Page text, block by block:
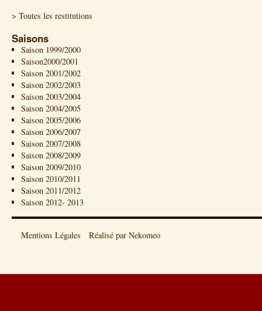
> Toutes les restitutions
Saisons
Saison 1999/2000
Saison2000/2001
Saison 2001/2002
Saison 2002/2003
Saison 2003/2004
Saison 2004/2005
Saison 2005/2006
Saison 2006/2007
Saison 2007/2008
Saison 2008/2009
Saison 2009/2010
Saison 2010/2011
Saison 2011/2012
Saison 2012- 2013
Mentions Légales Réalisé par Nekomeo